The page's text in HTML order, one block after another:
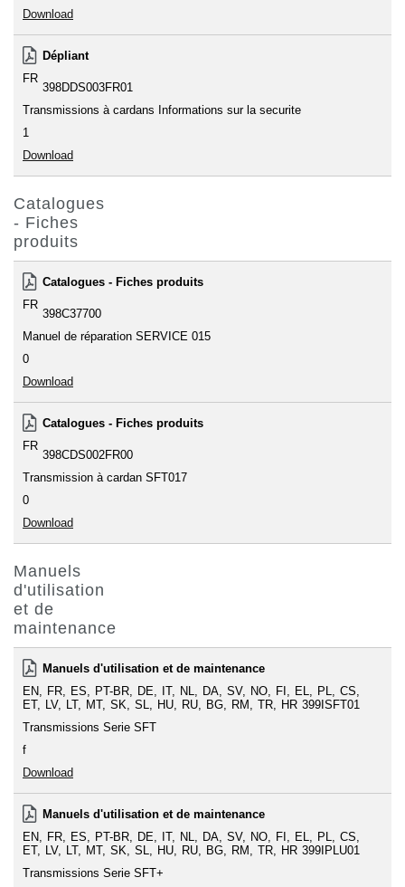
Download
Dépliant
FR
398DDS003FR01
Transmissions à cardans Informations sur la securite
1
Download
Catalogues
- Fiches
produits
Catalogues - Fiches produits
FR
398C37700
Manuel de réparation SERVICE 015
0
Download
Catalogues - Fiches produits
FR
398CDS002FR00
Transmission à cardan SFT017
0
Download
Manuels
d'utilisation
et de
maintenance
Manuels d'utilisation et de maintenance
EN
FR ES PT-BR DE IT NL DA SV NO FI EL PL
CS
ET
LV LT MT SK SL HU RU BG RM TR HR 399ISFT01
Transmissions Serie SFT
f
Download
Manuels d'utilisation et de maintenance
EN
FR ES PT-BR DE IT NL DA SV NO FI EL PL
CS
ET
LV LT MT SK SL HU RU BG RM TR HR 399IPLU01
Transmissions Serie SFT+